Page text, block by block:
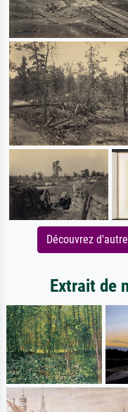
Découvrez
Extrait de